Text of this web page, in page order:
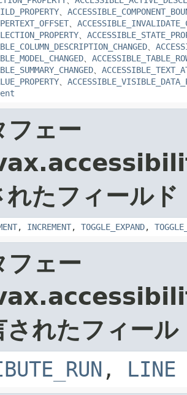
、
、
、
、
、
、
、
フェー
れたフィールド
, INCREMENT, TOGGLE_EXPAND,
フェー
されたフィール
, LINE